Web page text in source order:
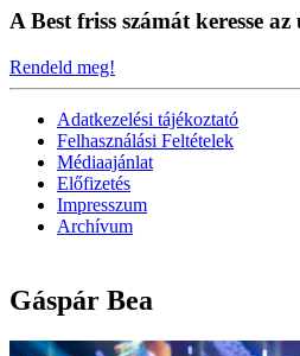
A Best friss számát keresse
Rendeld meg!
Adatkezelési tájékoztató
Felhasználási Feltételek
Médiaajánlat
Előfizetés
Impresszum
Archívum
Gáspár Bea